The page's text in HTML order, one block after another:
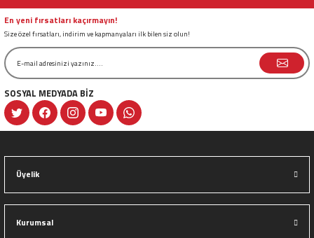
Bu ürüne benzer farklı alternatifler olmalı.
En yeni fırsatları kaçırmayın!
Size özel fırsatları, indirim ve kapmanyaları ilk bilen siz olun!
SOSYAL MEDYADA BİZ
Üyelik
Kurumsal